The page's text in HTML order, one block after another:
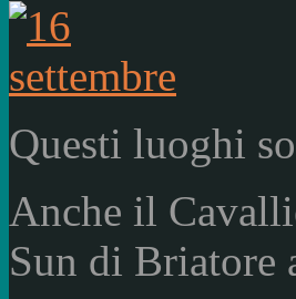
Questi luoghi
Anche il
Sun di Briatore